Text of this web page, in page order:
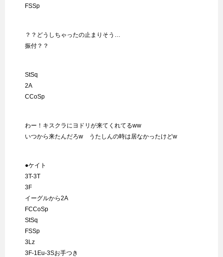
FSSp
？？どうしちゃったの止まりそう…
振付？？
StSq
2A
CCoSp
わー！キスクラにヨドリが来てくれてるww
いつから来たんだろw うたしんの時は居なかったけどw
●ケイト
3T-3T
3F
イーグルから2A
FCCoSp
StSq
FSSp
3Lz
3F-1Eu-3Sお手つき